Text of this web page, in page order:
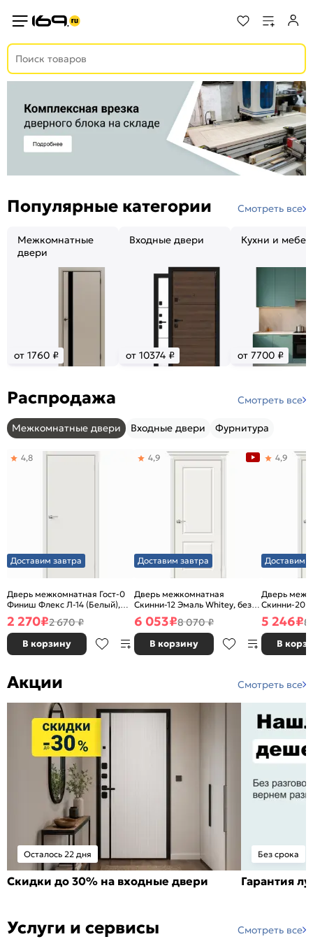
Популярные категории Смотреть все
Межкомнатные
двери
от 1760 ₽
Входные двери
от 10374 ₽
Кухни и
от 7700 ₽
Распродажа Смотреть все
Межкомнатные двери Входные двери Фурнитура
Доставим завтра
Дверь межкомнатная Гост-0
Финиш Флекс Л-14 (Белый),
глухая, каркасно-щитовая
4,8
2 270₽2 670 ₽
В корзину
Доставим завтра
Дверь межкомнатная
Скинни-12 Эмаль Whitey, без
декора, глухая, без стекла,
без кромки, скиновая
4,9
6 053₽8 070 ₽
В корзину
Доставим
Дверь
Скинни-20
декора,
без кромки,
4,9
5 246₽8
В
Акции Смотреть все
Осталось 22 дня
Скидки до 30% на входные двери
Без срока
Гарантия
Услуги и сервисы Смотреть все